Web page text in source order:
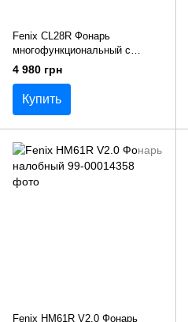
Fenix CL28R Фонарь
многофункциональный с
функцией Powerbank (10 000
4 980 грн
Купить
Fenix HM61R V2.0 Фонарь